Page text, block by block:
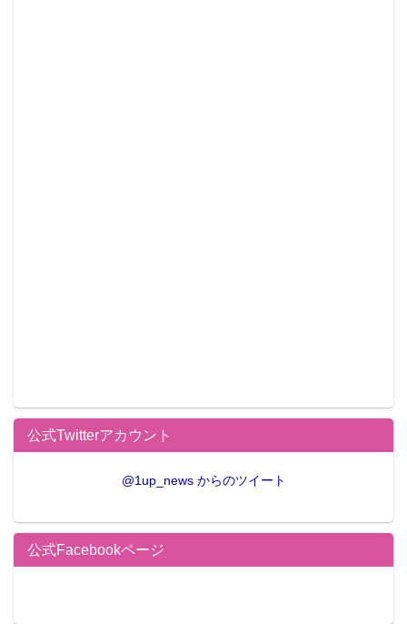
公式Twitterアカウント
@1up_news からのツイート
公式Facebookページ